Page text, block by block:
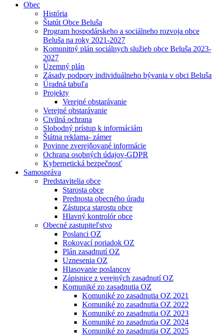
Obec
História
Štatút Obce Beluša
Program hospodárskeho a sociálneho rozvoja obce
Beluša na roky 2021-2027
Komunitný plán sociálnych služieb obce Beluša 2023-
2027
Územný plán
Zásady podpory individuálneho bývania v obci Beluša
Úradná tabuľa
Projekty
Verejné obstarávanie
Verejné obstarávanie
Civilná ochrana
Slobodný prístup k informáciám
Štátna reklama- zámer
Povinne zverejňované informácie
Ochrana osobných údajov-GDPR
Kybernetická bezpečnosť
Samospráva
Predstavitelia obce
Starosta obce
Prednosta obecného úradu
Zástupca starostu obce
Hlavný kontrolór obce
Obecné zastupiteľstvo
Poslanci OZ
Rokovací poriadok OZ
Plán zasadnutí OZ
Uznesenia OZ
Hlasovanie poslancov
Zápisnice z verejných zasadnutí OZ
Komuniké zo zasadnutia OZ
Komuniké zo zasadnutia OZ 2021
Komuniké zo zasadnutia OZ 2022
Komuniké zo zasadnutia OZ 2023
Komuniké zo zasadnutia OZ 2024
Komuniké zo zasadnutia OZ 2025